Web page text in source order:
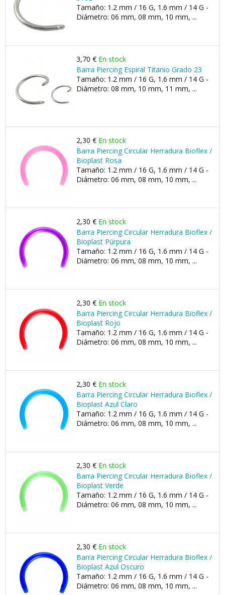
Tamaño: 1.2 mm / 16 G, 1.6 mm / 14 G -
Diámetro: 06 mm, 08 mm, 10 mm, ...
3,70 € En stock
Barra Piercing Espiral Titanio Grado 23
Tamaño: 1.2 mm / 16 G, 1.6 mm / 14 G -
Diámetro: 08 mm, 10 mm, 11 mm, ...
2,30 € En stock
Barra Piercing Circular Herradura Bioflex /
Bioplast Rosa
Tamaño: 1.2 mm / 16 G, 1.6 mm / 14 G -
Diámetro: 06 mm, 08 mm, 10 mm, ...
2,30 € En stock
Barra Piercing Circular Herradura Bioflex /
Bioplast Púrpura
Tamaño: 1.2 mm / 16 G, 1.6 mm / 14 G -
Diámetro: 06 mm, 08 mm, 10 mm, ...
2,30 € En stock
Barra Piercing Circular Herradura Bioflex /
Bioplast Rojo
Tamaño: 1.2 mm / 16 G, 1.6 mm / 14 G -
Diámetro: 06 mm, 08 mm, 10 mm, ...
2,30 € En stock
Barra Piercing Circular Herradura Bioflex /
Bioplast Azul Claro
Tamaño: 1.2 mm / 16 G, 1.6 mm / 14 G -
Diámetro: 06 mm, 08 mm, 10 mm, ...
2,30 € En stock
Barra Piercing Circular Herradura Bioflex /
Bioplast Verde
Tamaño: 1.2 mm / 16 G, 1.6 mm / 14 G -
Diámetro: 06 mm, 08 mm, 10 mm, ...
2,30 € En stock
Barra Piercing Circular Herradura Bioflex /
Bioplast Azul Oscuro
Tamaño: 1.2 mm / 16 G, 1.6 mm / 14 G -
Diámetro: 06 mm, 08 mm, 10 mm, ...